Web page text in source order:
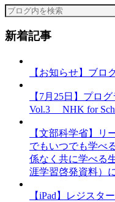
ー
新着記事
【お知らせ】ブロ
【7月25日】プロ
Vol.3 NHK for
【文部科学省】
でもいつでも学べ
係なく共に学べる
涯学習啓発資料）
【iPad】レジスタ